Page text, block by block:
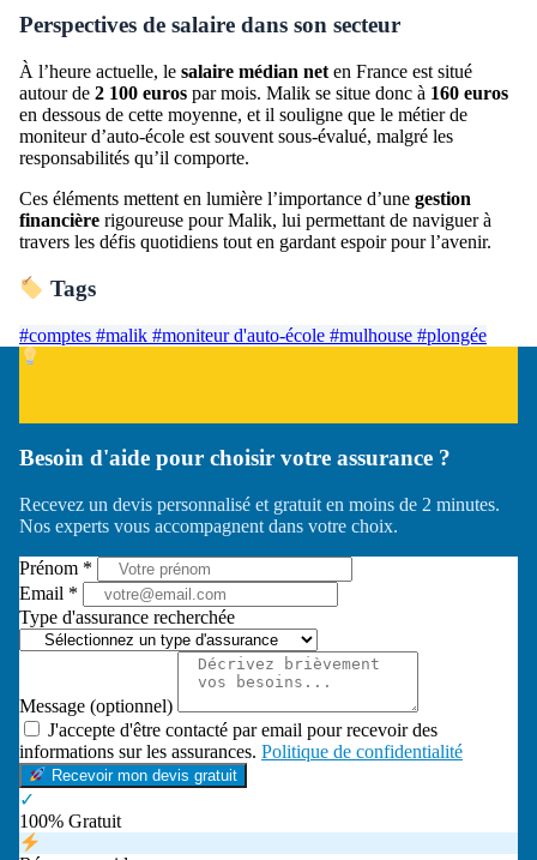
Perspectives de salaire dans son secteur
À l’heure actuelle, le salaire médian net en France est situé
autour de 2 100 euros par mois. Malik se situe donc à 160 euros
en dessous de cette moyenne, et il souligne que le métier de
moniteur d’auto-école est souvent sous-évalué, malgré les
responsabilités qu’il comporte.
Ces éléments mettent en lumière l’importance d’une gestion
financière rigoureuse pour Malik, lui permettant de naviguer à
travers les défis quotidiens tout en gardant espoir pour l’avenir.
Tags
#comptes #malik #moniteur d'auto-école #mulhouse #plongée
Besoin d'aide pour choisir votre assurance ?
Recevez un devis personnalisé et gratuit en moins de 2 minutes.
Nos experts vous accompagnent dans votre choix.
Prénom *
Email *
Type d'assurance recherchée
Message (optionnel)
J'accepte d'être contacté par email pour recevoir des
informations sur les assurances. Politique de confidentialité
Recevoir mon devis gratuit
✓
100% Gratuit